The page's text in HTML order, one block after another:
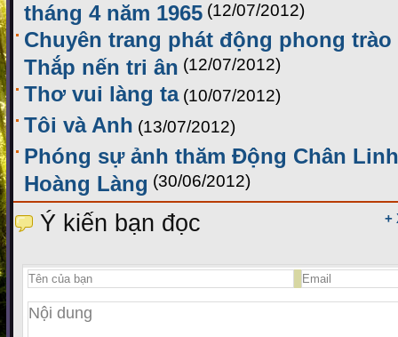
tháng 4 năm 1965 (12/07/2012)
Chuyên trang phát động phong trào
Thắp nến tri ân (12/07/2012)
Thơ vui làng ta (10/07/2012)
Tôi và Anh (13/07/2012)
Phóng sự ảnh thăm Động Chân
Hoàng Làng (30/06/2012)
+
Ý kiến bạn đọc